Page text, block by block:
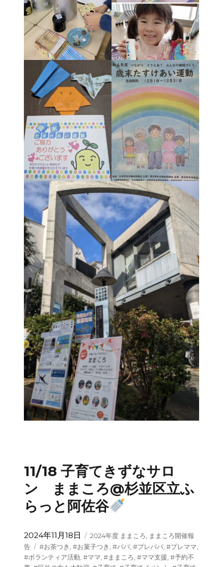
11/18 子育てきずなサロ
ン ままころ@杉並区立ふ
らっと阿佐谷
投
稿
日:
2024年11月18日
カ
テ
ゴ
リ
2024年度 ままころ
ままころ開催報
告
タ
グ
#お茶つき #お菓子つき #パパ, #プレパパ, #プレママ
#ボランティア活動 #ママ #ままころ #ママ支援 #予約不